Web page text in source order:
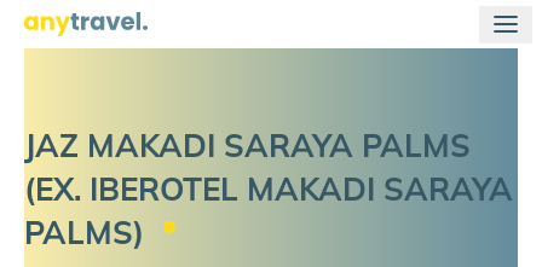
JAZ MAKADI SARAYA PALMS
(EX. IBEROTEL MAKADI SARAYA
PALMS)